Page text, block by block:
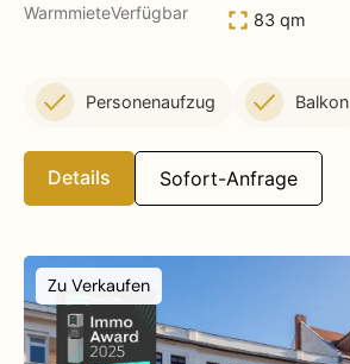
WarmmieteVerfügbar
83 qm
Personenaufzug Balkon
Details Sofort-Anfrage
Zu Verkaufen